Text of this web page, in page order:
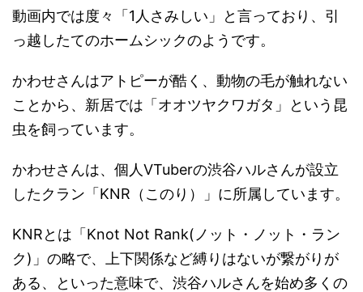
動画内では度々「1人さみしい」と言っており、引
っ越したてのホームシックのようです。
かわせさんはアトピーが酷く、動物の毛が触れない
ことから、新居では「オオツヤクワガタ」という昆
虫を飼っています。
かわせさんは、個人VTuberの渋谷ハルさんが設立
したクラン「KNR（このり）」に所属しています。
KNRとは「Knot Not Rank(ノット・ノット・ラン
ク)」の略で、上下関係など縛りはないが繋がりが
ある、といった意味で、渋谷ハルさんを始め多くの